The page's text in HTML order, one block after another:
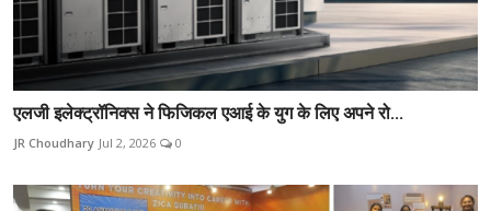
एलजी इलेक्ट्रॉनिक्स ने फिजिकल एआई के युग के लिए अपने रो...
JR Choudhary Jul 2, 2026 0